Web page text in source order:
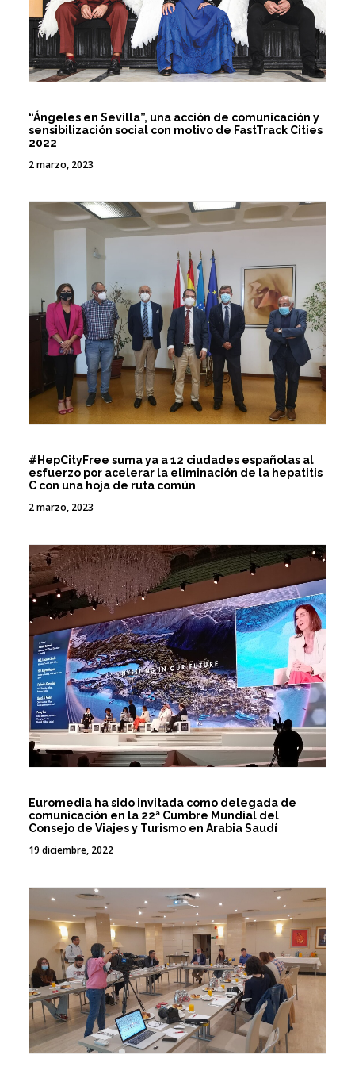
“Ángeles en Sevilla”, una acción de comunicación y
sensibilización social con motivo de FastTrack Cities
2022
2 marzo, 2023
#HepCityFree suma ya a 12 ciudades españolas al
esfuerzo por acelerar la eliminación de la hepatitis
C con una hoja de ruta común
2 marzo, 2023
Euromedia ha sido invitada como delegada de
comunicación en la 22ª Cumbre Mundial del
Consejo de Viajes y Turismo en Arabia Saudí
19 diciembre, 2022